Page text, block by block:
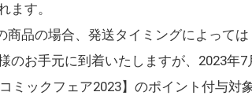
ます。
商品の場合、発送タイミングによって
のお手元に到着いたしますが、2023年
ミックフェア2023】のポイント付与対